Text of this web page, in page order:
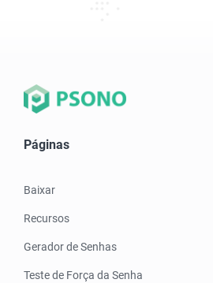
Páginas
Baixar
Recursos
Gerador de Senhas
Teste de Força da Senha